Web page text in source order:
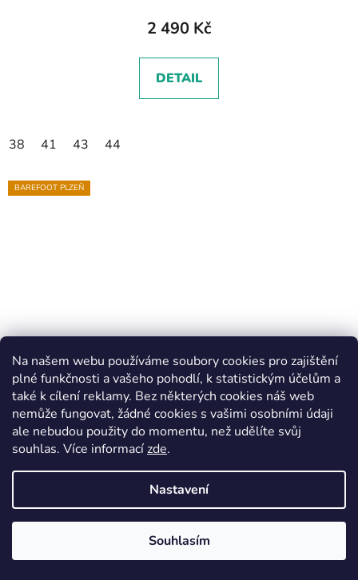
Na našem webu používáme soubory cookies pro zajištění
plné funkčnosti a vašeho pohodlí, k statistickým účelům a
také k cílení reklamy. Bez některých cookies náš web
nemůže fungovat, žádné cookies s vašimi osobními údaji
ale nebudou použity do momentu, než udělíte svůj
souhlas. Více informacízde.
Nastavení
Souhlasím
2 490 Kč
DETAIL
38 41 43 44
BAREFOOT PLZEŇ
Dámské barefoot tenisky FRODDO F Motion - černá
Skladem v Barefoot Plzeň
2 040 Kč
DETAIL